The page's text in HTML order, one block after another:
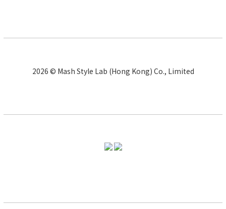
2026 © Mash Style Lab (Hong Kong) Co., Limited